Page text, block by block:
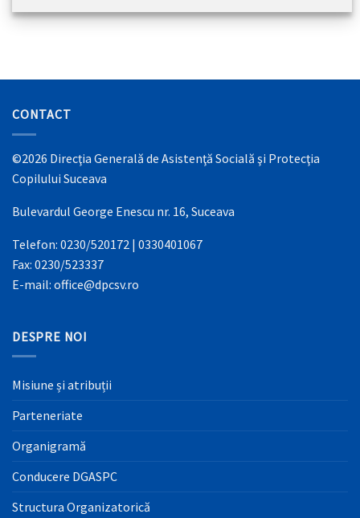
CONTACT
©2026 Direcţia Generală de Asistenţă Socială şi Protecţia
Copilului Suceava
Bulevardul George Enescu nr. 16, Suceava
Telefon: 0230/520172 | 0330401067
Fax: 0230/523337
E-mail: office@dpcsv.ro
DESPRE NOI
Misiune și atribuții
Parteneriate
Organigramă
Conducere DGASPC
Structura Organizatorică